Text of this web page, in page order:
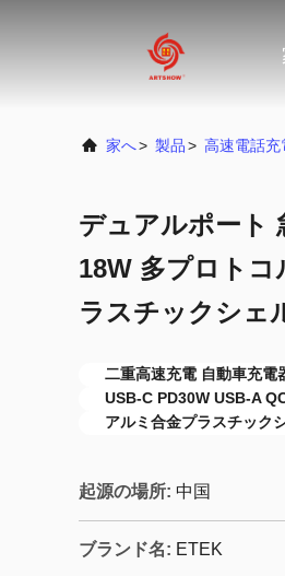
家へ> 製品> 高速電話充
デュアルポート
18W 多プロト
ラスチックシェ
二重高速充電 自動車充電
USB-C PD30W USB-A
アルミ合金プラスチック
起源の場所: 中国
ブランド名: ETEK